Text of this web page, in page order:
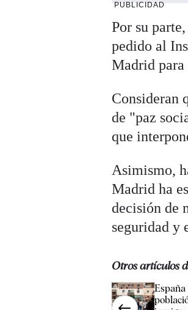
PUBLICIDAD
Por su
pedido al
Madrid para
Consideran
de "paz
que
Asimismo,
Madrid ha
decisión de
seguridad y
Otros artículos